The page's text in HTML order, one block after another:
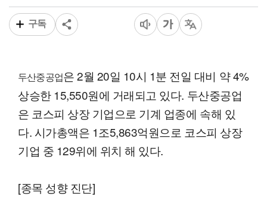
구독
두산중공업은 2월 20일 10시 1분 전일 대비 약 4%
상승한 15,550원에 거래되고 있다. 두산중공업
은 코스피 상장 기업으로 기계 업종에 속해 있
다. 시가총액은 1조5,863억원으로 코스피 상장
기업 중 129위에 위치 해 있다.
[종목 성향 진단]